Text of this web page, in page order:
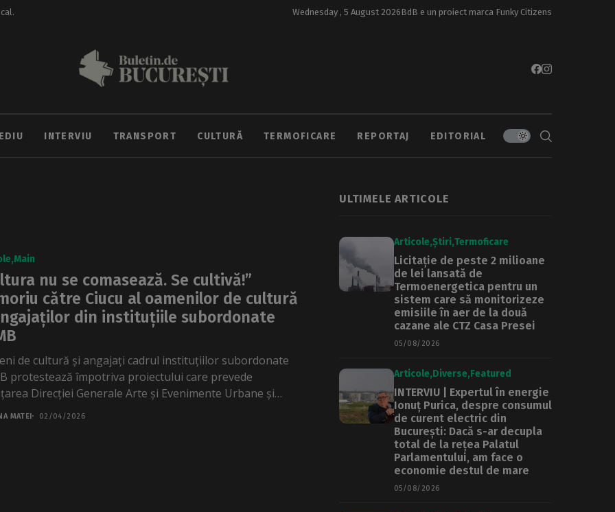
Wednesday , 5 August 2026BdB e un proiect marca Funky Citizens
INTERVIU TRANSPORT CULTURĂ TERMOFICARE REPORTAJ EDITORIAL
Main
nu se comasează. Se cultivă!”
către Ciucu al oamenilor de cultură
din instituțiile subordonate
de cultură și angajați cadrul instituțiilor subordonate
protestează împotriva proiectului care prevede
Direcției Generale Arte și Evenimente Urbane și
instituțiilor...
MATEI 02/04/2026
ULTIMELE ARTICOLE
Articole Știri Termoficare
Licitație de peste 2 milioane
de lei lansată de
Termoenergetica pentru un
sistem care să monitorizeze
emisiile în aer de la două
cazane ale CTZ Casa Presei
05/08/2026
Articole Diverse Featured
INTERVIU | Expertul în energie
Ionuț Purica, despre consumul
de curent electric din
București: Dacă s-ar decupla
total de la rețea Palatul
Parlamentului, am face o
economie destul de mare
05/08/2026